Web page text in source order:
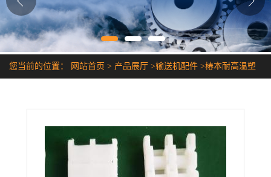
公司动态
产品展厅
证书荣誉
您当前的位置： 网站首页 > 产品展厅 >输送机配件 >椿本耐高温塑